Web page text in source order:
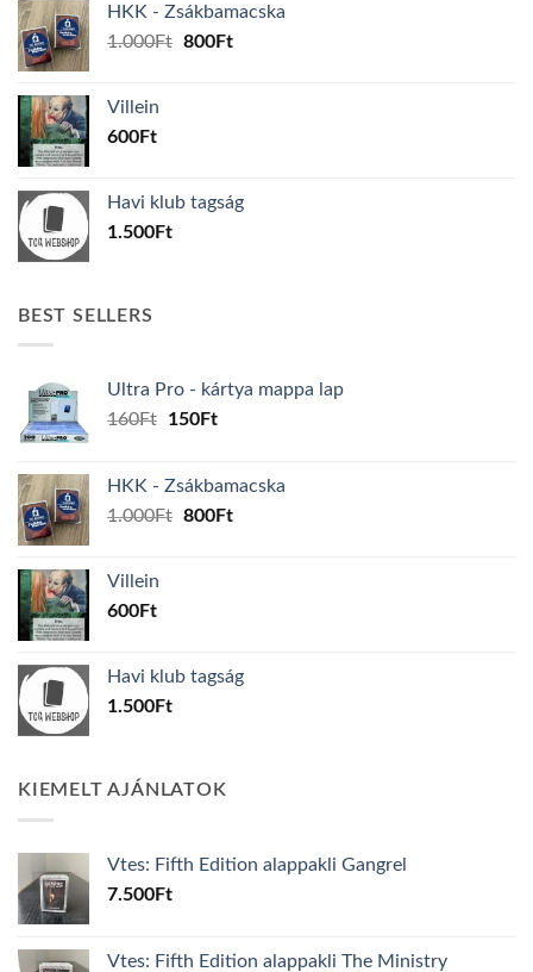
160Ft.150Ft.
HKK - Zsákbamacska
1.000Ft Original
800FtCurrent
Villein
600Ft
Havi klub tagság
1.500Ft
BEST SELLERS
Ultra Pro - kártya mappa lap
160Ft
Original
160Ft.
150FtCurrent
150Ft.
HKK - Zsákbamacska
1.000Ft Original
800FtCurrent
Villein
600Ft
Havi klub tagság
1.500Ft
KIEMELT AJÁNLATOK
Vtes: Fifth Edition alappakli Gangrel
7.500Ft
Vtes: Fifth Edition alappakli The Ministry